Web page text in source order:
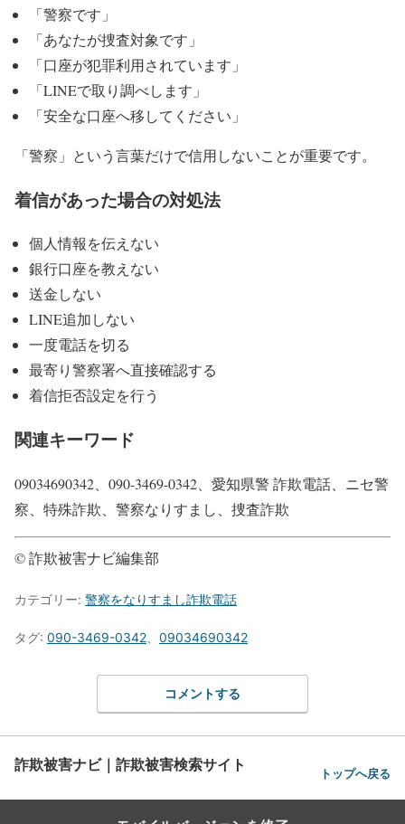
「警察です」
「あなたが捜査対象です」
「口座が犯罪利用されています」
「LINEで取り調べします」
「安全な口座へ移してください」
「警察」という言葉だけで信用しないことが重要です。
着信があった場合の対処法
個人情報を伝えない
銀行口座を教えない
送金しない
LINE追加しない
一度電話を切る
最寄り警察署へ直接確認する
着信拒否設定を行う
関連キーワード
09034690342、090-3469-0342、愛知県警 詐欺電話、ニセ警
察、特殊詐欺、警察なりすまし、捜査詐欺
© 詐欺被害ナビ編集部
カテゴリー: 警察をなりすまし詐欺電話
タグ: 090-3469-0342 09034690342
コメントする
詐欺被害ナビ｜詐欺被害検索サイト トップへ戻る